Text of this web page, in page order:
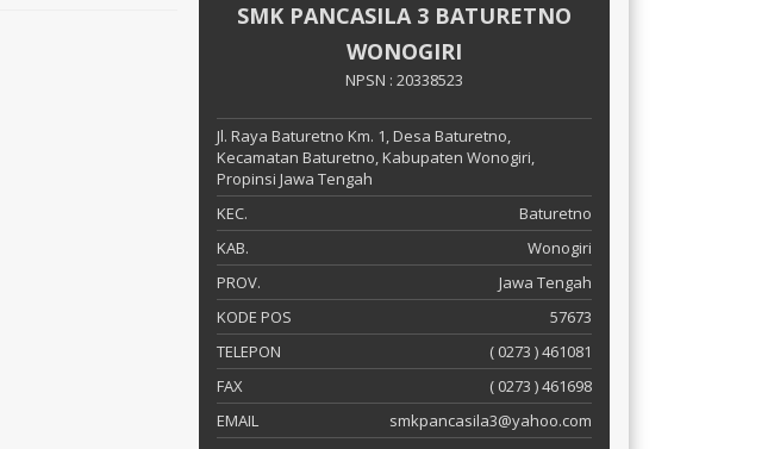
SMK PANCASILA 3 BATURETNO
WONOGIRI
NPSN : 20338523
Jl. Raya Baturetno Km. 1, Desa Baturetno,
Kecamatan Baturetno, Kabupaten Wonogiri,
Propinsi Jawa Tengah
KEC.
Baturetno
KAB.
Wonogiri
PROV.
Jawa Tengah
KODE POS
57673
TELEPON
( 0273 ) 461081
FAX
( 0273 ) 461698
EMAIL
smkpancasila3@yahoo.com